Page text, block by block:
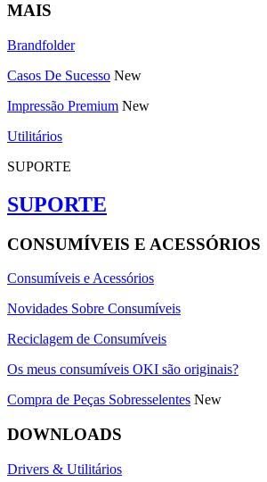
MAIS
Brandfolder
Casos De Sucesso New
Impressão Premium New
Utilitários
SUPORTE
SUPORTE
CONSUMÍVEIS E ACESSÓRIOS
Consumíveis e Acessórios
Novidades Sobre Consumíveis
Reciclagem de Consumíveis
Os meus consumíveis OKI são originais?
Compra de Peças Sobresselentes New
DOWNLOADS
Drivers & Utilitários